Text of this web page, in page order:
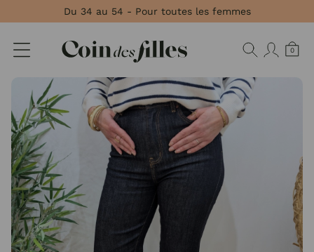
Du 34 au 54 - Pour toutes les femmes
0
Panneau de gestion des cookies